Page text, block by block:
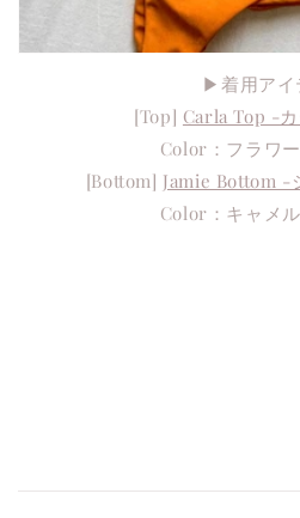
▶︎着用アイ
[Top] Carla Top -
Color：フラワ
[Bottom] Jamie Bottom -
Color：キャメ